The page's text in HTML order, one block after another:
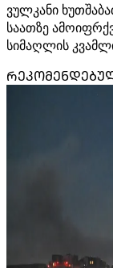
ვულკანი
საათზე
სიმაღლის